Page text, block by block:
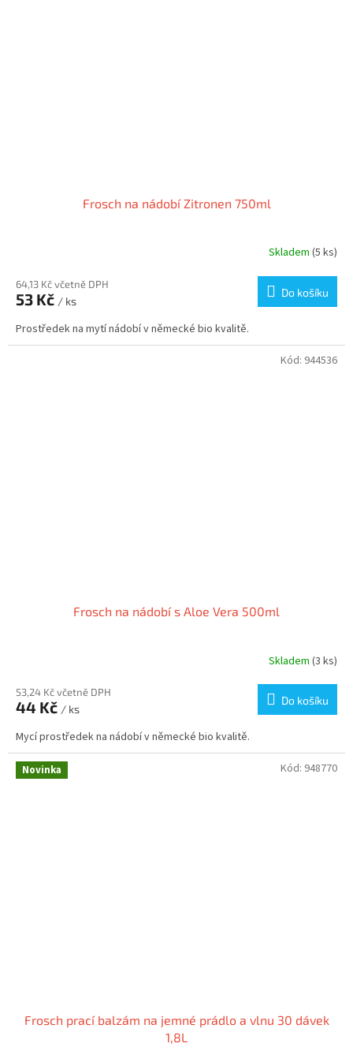
Frosch na nádobí Zitronen 750ml
Skladem (5 ks)
64,13 Kč včetně DPH
53 Kč / ks
Do košíku
Prostředek na mytí nádobí v německé bio kvalitě.
Frosch na nádobí s Aloe Vera 500ml
Skladem (3 ks)
53,24 Kč včetně DPH
44 Kč / ks
Do košíku
Mycí prostředek na nádobí v německé bio kvalitě.
Kód: 944536
Novinka
Frosch prací balzám na jemné prádlo a vlnu 30 dávek
1,8L
Kód: 948770